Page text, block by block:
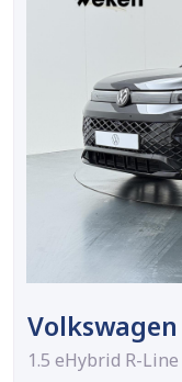
1.5 eHybrid R-